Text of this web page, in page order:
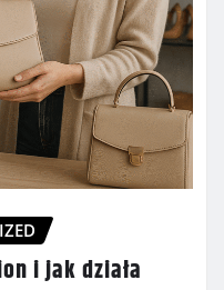
i jak działa